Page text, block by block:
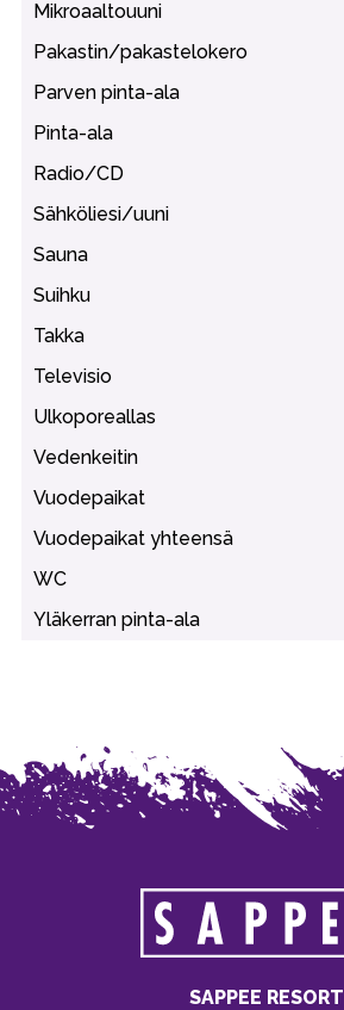
Mikroaaltouuni
Pakastin/pakastelokero
Parven pinta-ala
Pinta-ala
Radio/CD
Sähköliesi/uuni
Sauna
Suihku
Takka
Televisio
Ulkoporeallas
Vedenkeitin
Vuodepaikat
Vuodepaikat yhteensä
WC
Yläkerran pinta-ala
SAPPEE RESORT